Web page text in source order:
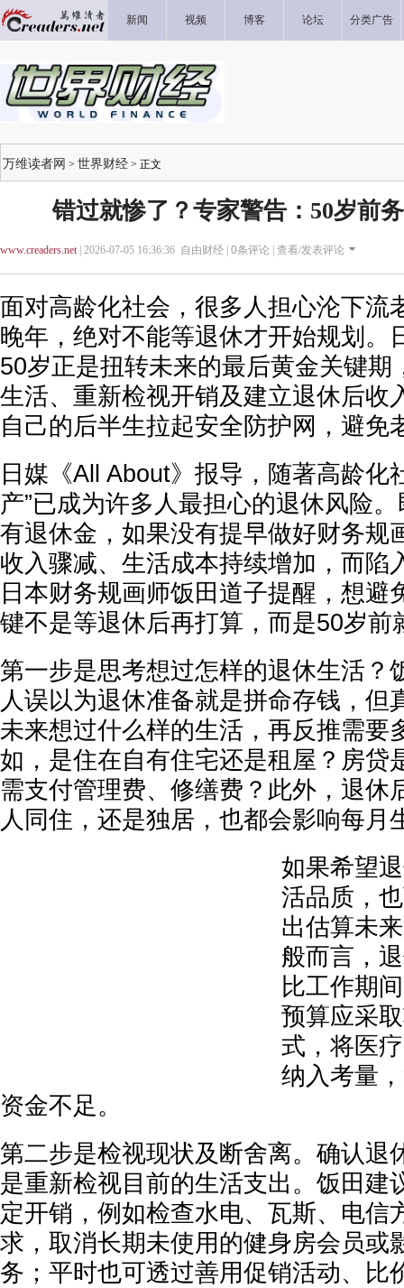
新闻 视频 博客 论坛 分类广告
万维读者网 > 世界财经 > 正文
错过就惨了？专家警告：50岁前
www.creaders.net| 2026-07-05 16:36:36 自由财经 | 0条评论 | 查看/发表评论
面对高龄化社会，很多人担心沦下流
晚年，绝对不能等退休才开始规划。
50岁正是扭转未来的最后黄金关键期
生活、重新检视开销及建立退休后收
自己的后半生拉起安全防护网，避免
日媒《All About》报导，随著高龄化
产”已成为许多人最担心的退休风险
有退休金，如果没有提早做好财务规
收入骤减、生活成本持续增加，而陷
日本财务规画师饭田道子提醒，想避
键不是等退休后再打算，而是50岁前
第一步是思考想过怎样的退休生活？
人误以为退休准备就是拼命存钱，但
未来想过什么样的生活，再反推需要
如，是住在自有住宅还是租屋？房贷
需支付管理费、修缮费？此外，退休
人同住，还是独居，也都会影响每月
如果希望
活品质，
出估算未
般而言，
比工作期
预算应采
式，将医
纳入考量
资金不足。
第二步是检视现状及断舍离。确认退
是重新检视目前的生活支出。饭田建
定开销，例如检查水电、瓦斯、电信
求，取消长期未使用的健身房会员或
务；平时也可透过善用促销活动、比